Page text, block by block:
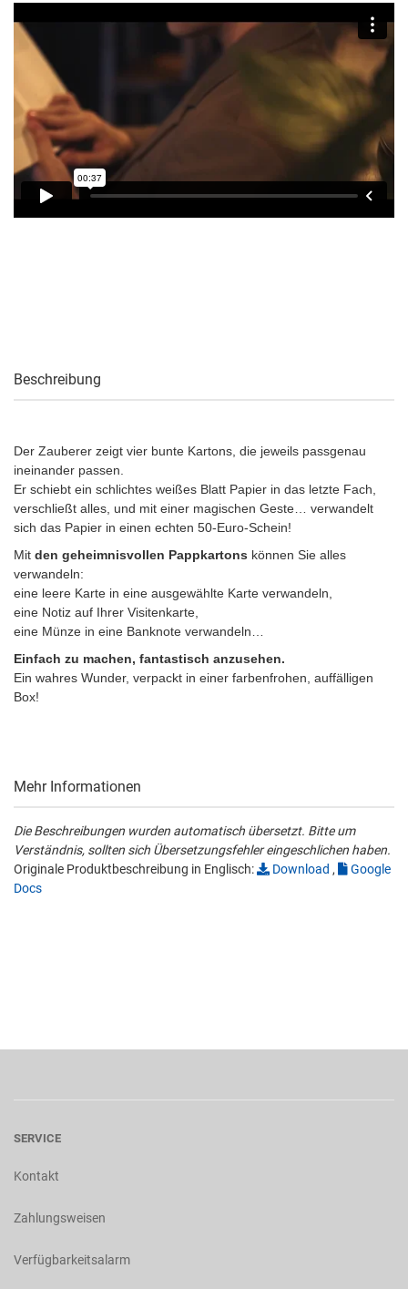
Beschreibung
Der Zauberer zeigt vier bunte Kartons, die jeweils passgenau
ineinander passen.
Er schiebt ein schlichtes weißes Blatt Papier in das letzte Fach,
verschließt alles, und mit einer magischen Geste… verwandelt
sich das Papier in einen echten 50-Euro-Schein!
Mit den geheimnisvollen Pappkartons können Sie alles
verwandeln:
eine leere Karte in eine ausgewählte Karte verwandeln,
eine Notiz auf Ihrer Visitenkarte,
eine Münze in eine Banknote verwandeln…
Einfach zu machen, fantastisch anzusehen.
Ein wahres Wunder, verpackt in einer farbenfrohen, auffälligen
Box!
Mehr Informationen
Die Beschreibungen wurden automatisch übersetzt. Bitte um
Verständnis, sollten sich Übersetzungsfehler eingeschlichen haben.
Originale Produktbeschreibung in Englisch:
Download ,
Google
Docs
SERVICE
Kontakt
Zahlungsweisen
Verfügbarkeitsalarm